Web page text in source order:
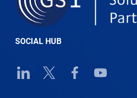
Belize
SOCIAL HUB
Linkedin URL link
Twitter URL linkFacebook URL link
Youtube